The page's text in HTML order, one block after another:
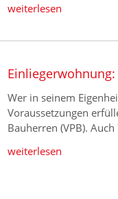
weiterlesen
Wer in seinem
Voraussetzungen
Bauherren (VPB).
weiterlesen